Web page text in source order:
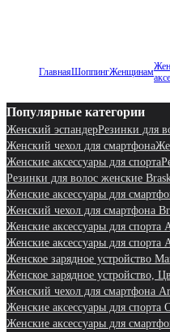
ГлавнаяШоппингЖенщинам
Популярные категории
Женский эспандерРезинки для
Женский чехол для смартфона
Женские аксессуары для спорта
Резинки для волос женские
Женские аксессуары для
Женский чехол для смартфона
Женские аксессуары для спорта
Женские аксессуары для спорта
Женское зарядное устройство
Женское зарядное устройство,
Женский чехол для смартфона
Женские аксессуары для спорта
Женские аксессуары для